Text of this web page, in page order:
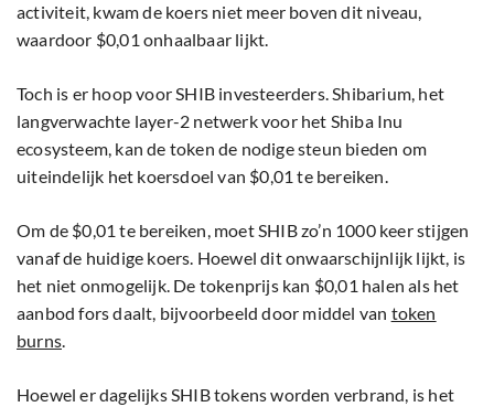
activiteit, kwam de koers niet meer boven dit niveau,
waardoor $0,01 onhaalbaar lijkt.
Toch is er hoop voor SHIB investeerders. Shibarium, het
langverwachte layer-2 netwerk voor het Shiba Inu
ecosysteem, kan de token de nodige steun bieden om
uiteindelijk het koersdoel van $0,01 te bereiken.
Om de $0,01 te bereiken, moet SHIB zo’n 1000 keer stijgen
vanaf de huidige koers. Hoewel dit onwaarschijnlijk lijkt, is
het niet onmogelijk. De tokenprijs kan $0,01 halen als het
aanbod fors daalt, bijvoorbeeld door middel van token
burns.
Hoewel er dagelijks SHIB tokens worden verbrand, is het